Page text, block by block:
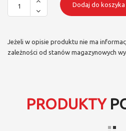
Dodaj do koszyka
Jeżeli w opisie produktu nie ma
zależności od stanów magazynowych
PRODUKTY